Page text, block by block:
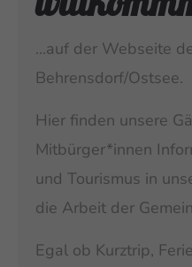
About us
Lorem ipsum dolor sit
adipiscing elit.
Aenean commodo
massa. Cum sociis
dis parturient montes,
...auf der Webseite
Behrensdorf/Ostsee.
Hier finden unsere
Mitbürger*innen
und Tourismus in
die Arbeit der
Egal ob Kurztrip,